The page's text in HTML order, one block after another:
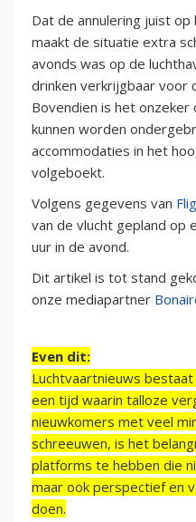
Dat de annulering juist
maakt de situatie extra
avonds was op de
drinken verkrijgbaar voor
Bovendien is het onzeker
kunnen worden
accommodaties in het
volgeboekt.
Volgens gegevens van
van de vlucht gepland op
uur in de avond.
Dit artikel is tot stand
onze mediapartner
Even dit:
Luchtvaartnieuws
een tijd waarin talloze
nieuwkomers met veel
schreeuwen, is het
platforms te hebben die
maar ook perspectief en
doen.